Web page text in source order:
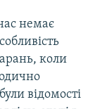
немає
коли
відомості